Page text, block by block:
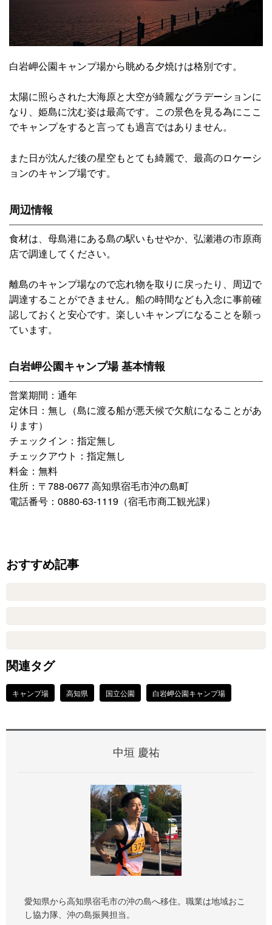
白岩岬公園キャンプ場から眺める夕焼けは格別です。
太陽に照らされた大海原と大空が綺麗なグラデーションに
なり、姫島に沈む姿は最高です。この景色を見る為にここ
でキャンプをすると言っても過言ではありません。
また日が沈んだ後の星空もとても綺麗で、最高のロケーシ
ョンのキャンプ場です。
周辺情報
食材は、母島港にある島の駅いもせやか、弘瀬港の市原商
店で調達してください。
離島のキャンプ場なので忘れ物を取りに戻ったり、周辺で
調達することができません。船の時間なども入念に事前確
認しておくと安心です。楽しいキャンプになることを願っ
ています。
白岩岬公園キャンプ場 基本情報
営業期間：通年
定休日：無し（島に渡る船が悪天候で欠航になることがあ
ります）
チェックイン：指定無し
チェックアウト：指定無し
料金：無料
住所：〒788-0677 高知県宿毛市沖の島町
電話番号：0880-63-1119（宿毛市商工観光課）
おすすめ記事
関連タグ
キャンプ場 高知県 国立公園 白岩岬公園キャンプ場
中垣 慶祐
愛知県から高知県宿毛市の沖の島へ移住。職業は地域おこ
し協力隊、沖の島振興担当。